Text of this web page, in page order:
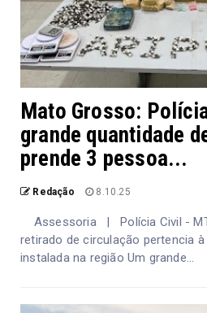
Mato Grosso:
grande quantidade
prende 3 pessoa...
Redação 8.10.25
Assessoria | Polícia Civil -
retirado de circulação pertencia
instalada na região Um grande...